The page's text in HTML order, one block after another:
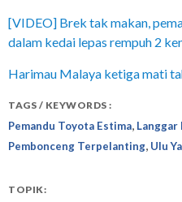
[VIDEO] Brek tak makan,
dalam kedai lepas rempuh 2
Harimau Malaya ketiga mati
TAGS / KEYWORDS :
Pemandu Toyota Estima,
Pembonceng Terpelanting, Ulu
TOPIK: